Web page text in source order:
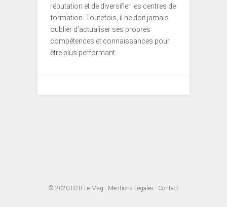
réputation et de diversifier les centres de
formation. Toutefois, il ne doit jamais
oublier d’actualiser ses propres
compétences et connaissances pour
être plus performant.
© 2020 B2B Le Mag · Mentions Légales · Contact